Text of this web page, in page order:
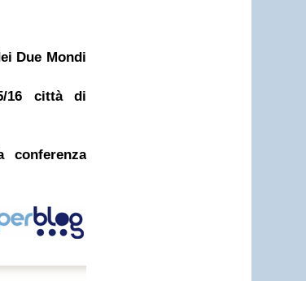
Due Mondi
16 città di
conferenza